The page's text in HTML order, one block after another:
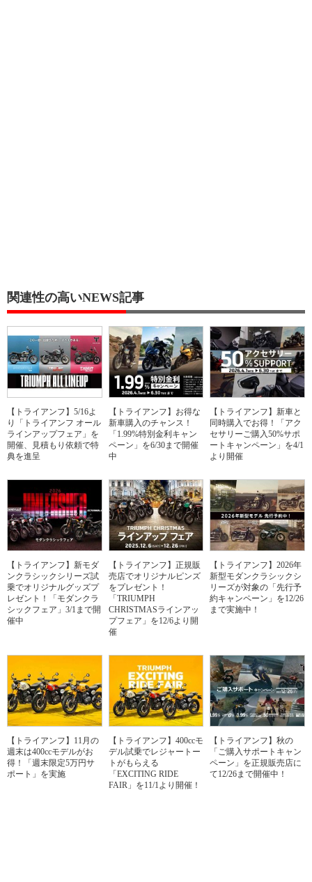
関連性の高いNEWS記事
【トライアンフ】5/16よ
り「トライアンフ オール
ラインアップフェア」を
開催、見積もり依頼で特
典を進呈
【トライアンフ】お得な
新車購入のチャンス！
「1.99%特別金利キャン
ペーン」を6/30まで開催
中
【トライアンフ】新車と
同時購入でお得！「アク
セサリーご購入50%サポ
ートキャンペーン」を4/1
より開催
【トライアンフ】新モダ
ンクラシックシリーズ試
乗でオリジナルグッズプ
レゼント！「モダンクラ
シックフェア」3/1まで開
催中
【トライアンフ】正規販
売店でオリジナルピンズ
をプレゼント！
「TRIUMPH
CHRISTMASラインアッ
プフェア」を12/6より開
催
【トライアンフ】2026年
新型モダンクラシックシ
リーズが対象の「先行予
約キャンペーン」を12/26
まで実施中！
【トライアンフ】11月の
週末は400ccモデルがお
得！「週末限定5万円サ
ポート」を実施
【トライアンフ】400ccモ
デル試乗でレジャートー
トがもらえる
「EXCITING RIDE
FAIR」を11/1より開催！
【トライアンフ】秋の
「ご購入サポートキャン
ペーン」を正規販売店に
て12/26まで開催中！